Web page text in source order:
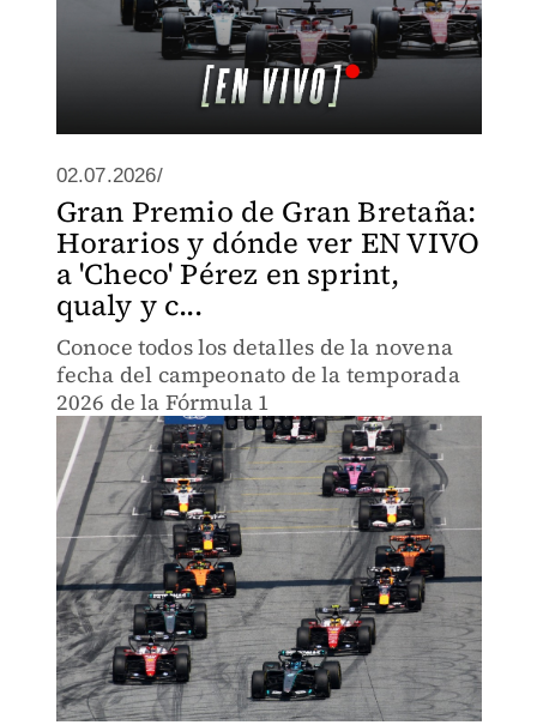
02.07.2026/
Gran Premio de Gran Bretaña:
Horarios y dónde ver EN VIVO
a 'Checo' Pérez en sprint,
qualy y c...
Conoce todos los detalles de la novena
fecha del campeonato de la temporada
2026 de la Fórmula 1